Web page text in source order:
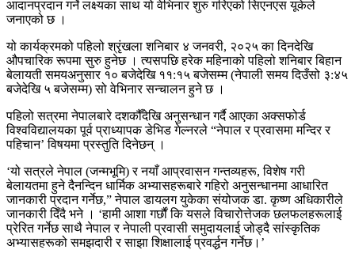
आदानप्रदान गर्ने लक्ष्यका साथ यो वेभिनार शुरु गरिएको सिएनएस यूकेले
जनाएको छ ।
यो कार्यक्रमको पहिलो श्रृंखला शनिबार ४ जनवरी, २०२५ का दिनदेखि
औपचारिक रूपमा सुरु हुनेछ । त्यसपछि हरेक महिनाको पहिलो शनिबार बिहान
बेलायती समयअनुसार १० बजेदेखि ११:१५ बजेसम्म (नेपाली समय दिउँसो ३:४५
बजेदेखि ५ बजेसम्म) सो वेभिनार सन्चालन हुने छ ।
पहिलो सत्रमा नेपालबारे दशकौँदेखि अनुसन्धान गर्दै आएका अक्सफोर्ड
विश्वविद्यालयका पूर्व प्राध्यापक डेभिड गेल्नरले “नेपाल र प्रवासमा मन्दिर र
पहिचान’ विषयमा प्रस्तुति दिनेछन् ।
‘यो सत्रले नेपाल (जन्मभूमि) र नयाँ आप्रवासन गन्तव्यहरू, विशेष गरी
बेलायतमा हुने दैनन्दिन धार्मिक अभ्यासहरूबारे गहिरो अनुसन्धानमा आधारित
जानकारी प्रदान गर्नेछ,” नेपाल डायलग युकेका संयोजक डा. कृष्ण अधिकारीले
जानकारी दिँदै भने । ‘हामी आशा गर्छौं कि यसले विचारोत्तेजक छलफलहरूलाई
प्रेरित गर्नेछ साथै नेपाल र नेपाली प्रवासी समुदायलाई जोड्दै सांस्कृतिक
अभ्यासहरूको समझदारी र साझा शिक्षालाई प्रवर्द्धन गर्नेछ।’